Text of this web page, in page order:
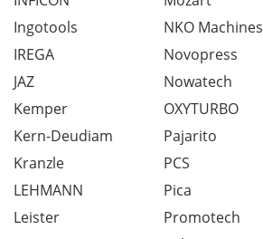
Ingotools
IREGA
JAZ
Kemper
Kern-Deudiam
Kranzle
LEHMANN
Leister
NKO Machines
Novopress
Nowatech
OXYTURBO
Pajarito
PCS
Pica
Promotech